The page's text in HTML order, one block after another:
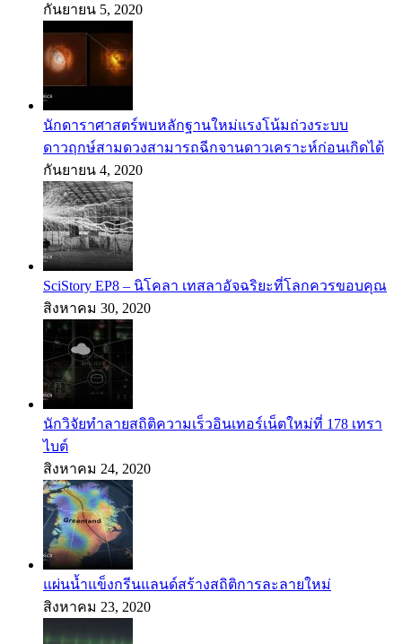
กันยายน 5, 2020
นักดาราศาสตร์พบหลักฐานใหม่แรงโน้มถ่วงระบบ
ดาวฤกษ์สามดวงสามารถฉีกจานดาวเคราะห์ก่อนเกิดได้
กันยายน 4, 2020
SciStory EP8 – นิโคลา เทสลาอัจฉริยะที่โลกควรขอบคุณ
สิงหาคม 30, 2020
นักวิจัยทำลายสถิติความเร็วอินเทอร์เน็ตใหม่ที่ 178 เทรา
ไบต์
สิงหาคม 24, 2020
แผ่นน้ำแข็งกรีนแลนด์สร้างสถิติการละลายใหม่
สิงหาคม 23, 2020